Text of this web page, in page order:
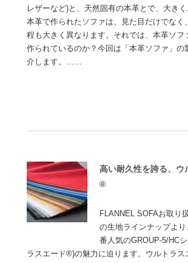
レザーなど)と、天然固有の本革とで、大きく
本革で作られたソファは、見た目だけでなく
程も大きく異なります。それでは、本革ソフ
作られているのか？今回は「本革ソファ」の
介します。……
高い耐久性を誇る、ウ
®
FLANNEL SOFAお取り
の生地ラインナップよ
番人気のGROUP-5/HC
ラスエード®)の魅力に迫ります。ウルトラス